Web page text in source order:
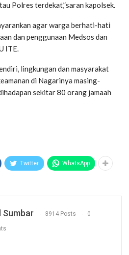
Polres terdekat,”saran kapolsek.
agar warga berhati-hati
dan penggunaan Medsos dan
ITE.
lingkungan dan masyarakat
di Nagarinya masing-
sekitar 80 orang jamaah
Twitter WhatsApp
Sumbar 8914 Posts 0